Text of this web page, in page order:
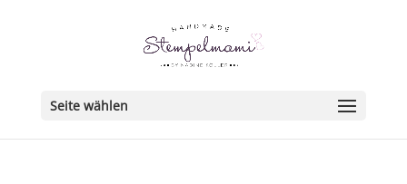
Seite wählen